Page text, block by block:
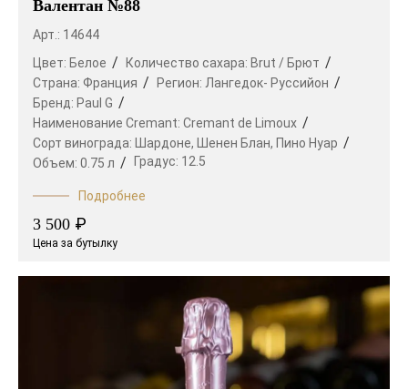
Валентан №88
Арт.: 14644
Цвет: Белое Количество сахара: Brut / Брют
Страна: Франция Регион: Лангедок- Руссийон
Бренд: Paul G
Наименование Cremant: Cremant de Limoux
Сорт винограда: Шардоне, Шенен Блан, Пино Нуар
Объем: 0.75 л Градус: 12.5
Подробнее
3 500 ₽
Цена за бутылку